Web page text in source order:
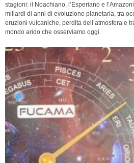
stagioni: il Noachiano, l’Esperiano e
miliardi di anni di evoluzione planetaria, tra
eruzioni vulcaniche, perdita dell’atmosfera e
mondo arido che osserviamo oggi.